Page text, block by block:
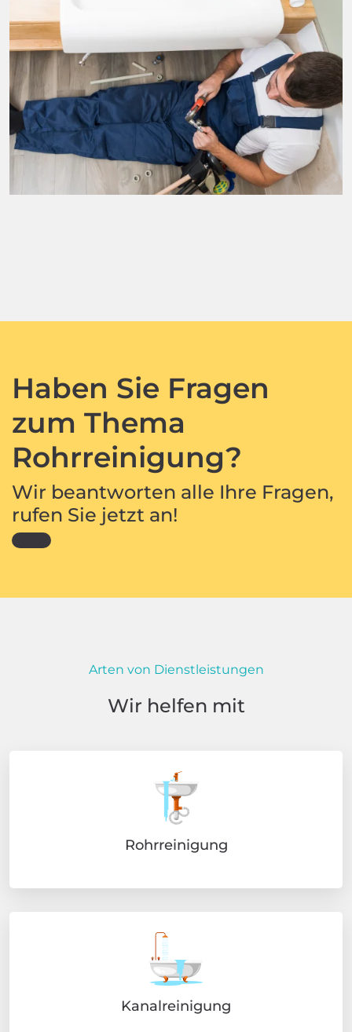
Haben Sie Fragen
zum Thema
Rohrreinigung?
Wir beantworten alle Ihre Fragen,
rufen Sie jetzt an!
Arten von Dienstleistungen
Wir helfen mit
Rohrreinigung
Kanalreinigung